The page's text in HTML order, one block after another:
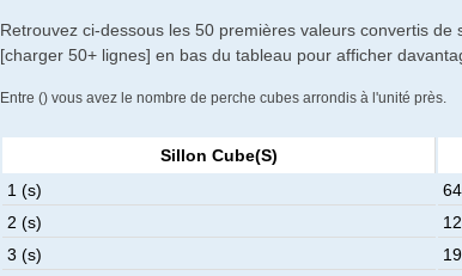
Retrouvez ci-dessous les 50 premières valeurs convertis
[charger 50+ lignes] en bas du tableau pour afficher
Entre () vous avez le nombre de perche cubes arrondis à l'unité près.
Sillon Cube(s)
1 (s)
2 (s)
3 (s)